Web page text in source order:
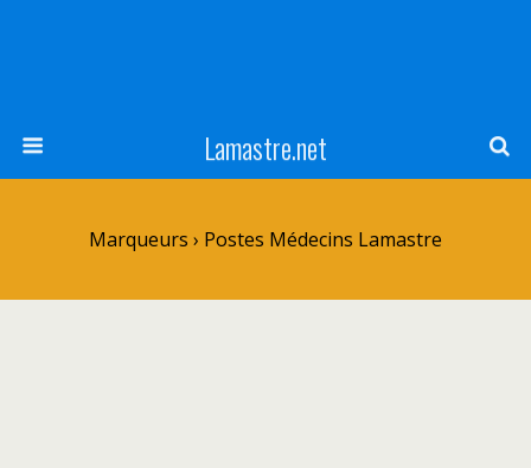
Lamastre.net
Marqueurs › Postes Médecins Lamastre